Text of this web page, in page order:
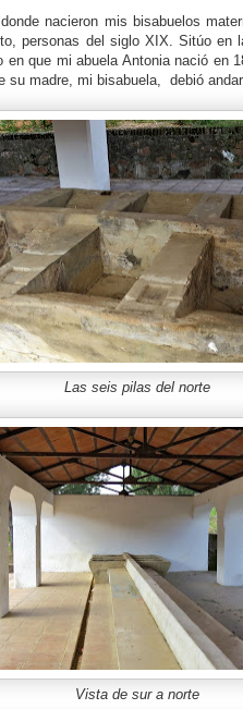
nacieron mis bisabuelos
personas del siglo XIX. Sitúo en
en que mi abuela Antonia nació en
su madre, mi bisabuela, debió
Las seis pilas del norte
Vista de sur a norte